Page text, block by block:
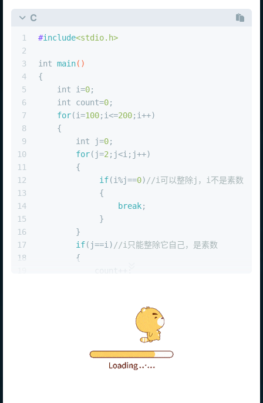
C
1
2
3
4
5
6
7
8
9
10
11
12
13
14
15
16
17
18
#include<stdio.h>
int main()
{
int i=0;
int count=0;
for(i=100;i<=200;i++)
    {
int j=0;
for(j=2 ;j<i;j++)
        {
if(i%j==0) //i可以整除j，i不是素数
             {
break;
             }
        }
if(j==i) //i只能整除它自己，是素数
        {
"\ncount=%d\n" ,count);